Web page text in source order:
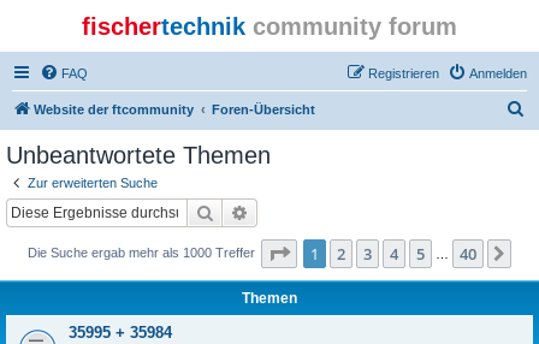
fischertechnik community forum
FAQ Anmelden
Registrieren
Website der ftcommunity Foren-Übersicht
Unbeantwortete Themen
Zur erweiterten Suche
Suche
Die Suche ergab mehr als 1000 Treffer Seite 1von 40
1 2 3 4 5 40
Themen
35995 + 35984